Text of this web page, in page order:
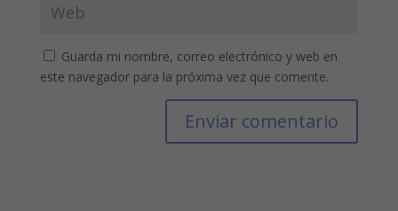
Guarda mi nombre, correo electrónico y web en
este navegador para la próxima vez que comente.